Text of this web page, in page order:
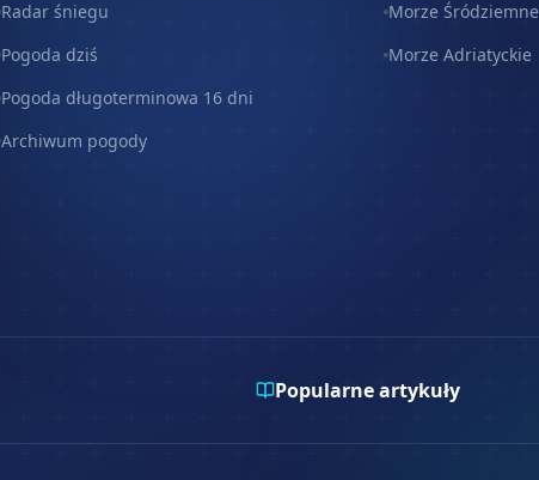
Radar śniegu
Pogoda dziś
Pogoda długoterminowa 16 dni
Archiwum pogody
Morze Śródziemne
Morze Adriatyckie
Popularne artykuły